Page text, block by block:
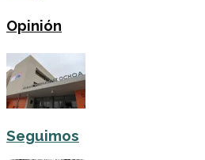
Opinión
Seguimos